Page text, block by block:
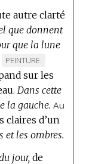
autre clarté
que donnent
que la lune
MARQUE
DE
DOMAINE
PEINTURE.
sur les
Dans cette
la gauche. Au
claires d’un
et les ombres.
jour,de